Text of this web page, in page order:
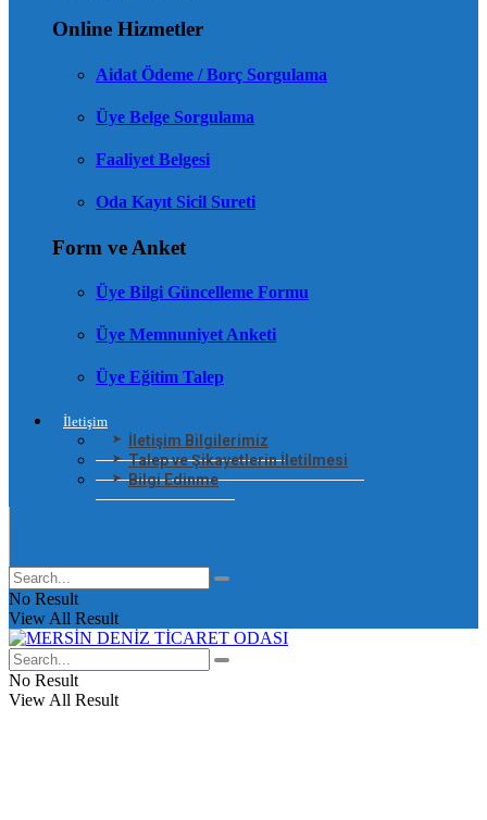
Online Hizmetler
Aidat Ödeme / Borç Sorgulama
Üye Belge Sorgulama
Faaliyet Belgesi
Oda Kayıt Sicil Sureti
Form ve Anket
Üye Bilgi Güncelleme Formu
Üye Memnuniyet Anketi
Üye Eğitim Talep
İletişim
İletişim Bilgilerimiz
Talep ve Şikayetlerin İletilmesi
Bilgi Edinme
No Result
View All Result
No Result
View All Result